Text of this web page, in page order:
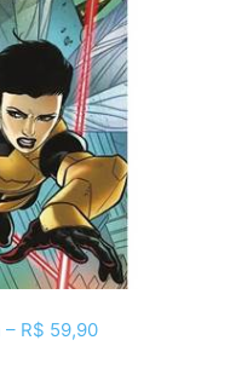
– R$ 59,90